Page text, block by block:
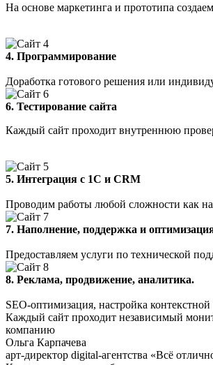
На основе маркетинга и прототипа
4. Программирование
Доработка готового решения или
6. Тестирование сайта
Каждый сайт проходит внутреннюю
5. Интеграция с 1С и CRM
Проводим работы любой сложности как на
7. Наполнение, поддержка и
Предоставляем услуги по технической
8. Реклама, продвижение, аналитика.
SEO-оптимизация, настройка
Каждый сайт проходит независимый
компанию
Ольга Карпачева
арт-директор digital-агентства «Всё